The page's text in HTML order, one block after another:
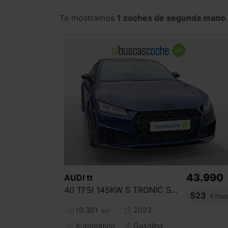
Te mostramos 1 coches de segunda mano.
AUDI tt
40 TFSI 145KW S TRONIC S TOURIST TROPHY
10.361 km
2023
Automático
Gasolina
43.990
523
€/